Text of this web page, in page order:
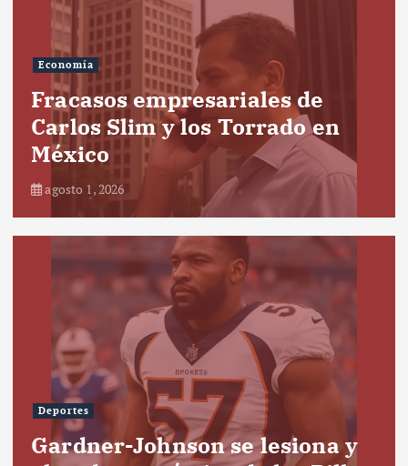
Economía
Fracasos empresariales de
Carlos Slim y los Torrado en
México
agosto 1, 2026
Deportes
Gardner-Johnson se lesiona y